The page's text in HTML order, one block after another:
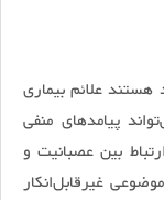
علائم بیماری
پیامد‌های منفی
بین عصبانیت و
غیرقابل‌انکار